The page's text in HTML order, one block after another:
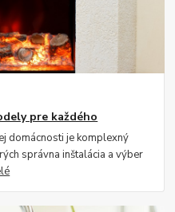
pre každého
domácnosti je komplexný
správna inštalácia a výber